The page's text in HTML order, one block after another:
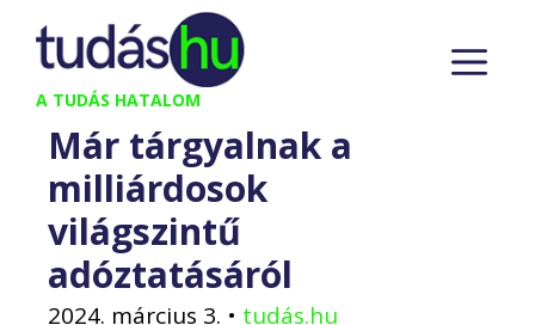
Kilépés
tartalomba
A TUDÁS HATALOM
Már tárgyalnak a
milliárdosok
világszintű
adóztatásáról
2024. március 3. • tudás.hu